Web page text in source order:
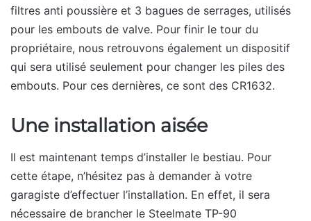
filtres anti poussière et 3 bagues de serrages, utilisés
pour les embouts de valve. Pour finir le tour du
propriétaire, nous retrouvons également un dispositif
qui sera utilisé seulement pour changer les piles des
embouts. Pour ces dernières, ce sont des CR1632.
Une installation aisée
Il est maintenant temps d’installer le bestiau. Pour
cette étape, n’hésitez pas à demander à votre
garagiste d’effectuer l’installation. En effet, il sera
nécessaire de brancher le Steelmate TP-90